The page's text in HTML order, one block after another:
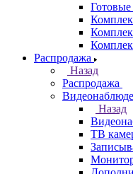
Распродажа
Назад
Распродажа
Назад
ТВ